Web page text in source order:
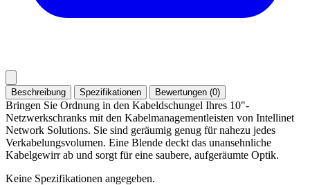
Beschreibung Spezifikationen Bewertungen (0)
Bringen Sie Ordnung in den Kabeldschungel Ihres 10"-
Netzwerkschranks mit den Kabelmanagementleisten von Intellinet
Network Solutions. Sie sind geräumig genug für nahezu jedes
Verkabelungsvolumen. Eine Blende deckt das unansehnliche
Kabelgewirr ab und sorgt für eine saubere, aufgeräumte Optik.
Keine Spezifikationen angegeben.